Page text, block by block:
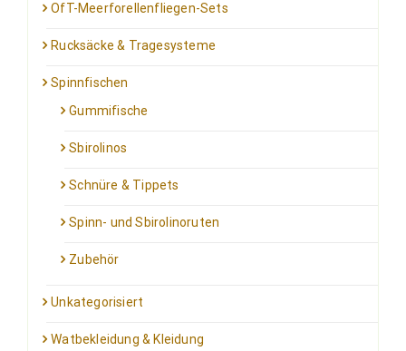
OfT-Meerforellenfliegen-Sets
Rucksäcke & Tragesysteme
Spinnfischen
Gummifische
Sbirolinos
Schnüre & Tippets
Spinn- und Sbirolinoruten
Zubehör
Unkategorisiert
Watbekleidung & Kleidung